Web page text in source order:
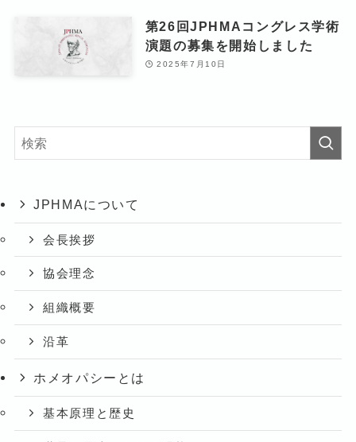
第26回JPHMAコングレス学術
演題の募集を開始しました
2025年7月10日
JPHMAについて
会長挨拶
協会理念
組織概要
沿革
ホメオパシーとは
基本原理と歴史